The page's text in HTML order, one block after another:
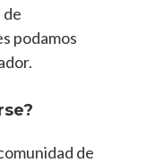
podamos
de